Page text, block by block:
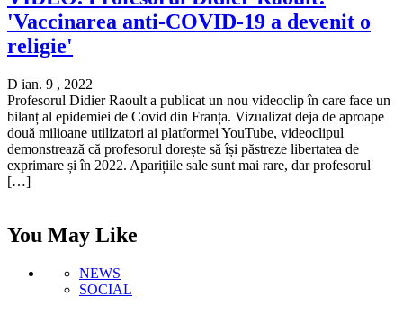
'Vaccinarea anti-COVID-19 a devenit o
religie'
D ian. 9 , 2022
Profesorul Didier Raoult a publicat un nou videoclip în care face un
bilanț al epidemiei de Covid din Franța. Vizualizat deja de aproape
două milioane utilizatori ai platformei YouTube, videoclipul
demonstrează că profesorul dorește să își păstreze libertatea de
exprimare și în 2022. Aparițiile sale sunt mai rare, dar profesorul
[…]
You May Like
NEWS
SOCIAL